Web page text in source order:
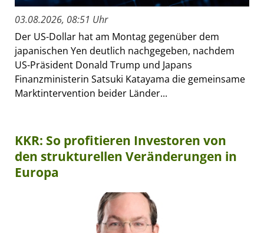
03.08.2026, 08:51 Uhr
Der US-Dollar hat am Montag gegenüber dem
japanischen Yen deutlich nachgegeben, nachdem
US-Präsident Donald Trump und Japans
Finanzministerin Satsuki Katayama die gemeinsame
Marktintervention beider Länder...
KKR: So profitieren Investoren von
den strukturellen Veränderungen in
Europa